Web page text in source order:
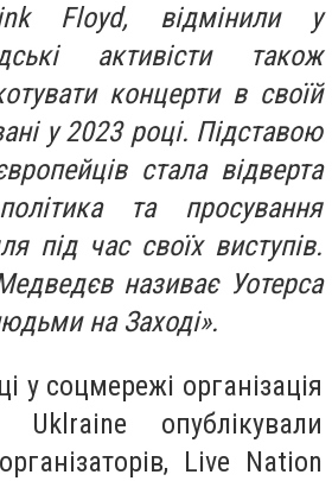
Floyd, відмінили у
активісти також
концерти в своїй
у 2023 році. Підставою
стала відверта
та просування
під час своїх виступів.
називає Уотерса
на Заході».
у соцмережі організація
опублікували
Live Nation